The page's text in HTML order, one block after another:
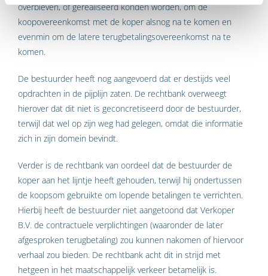
overbleven, of gerealiseerd konden worden, om de
koopovereenkomst met de koper alsnog na te komen en
evenmin om de latere terugbetalingsovereenkomst na te
komen.
De bestuurder heeft nog aangevoerd dat er destijds veel
opdrachten in de pijplijn zaten. De rechtbank overweegt
hierover dat dit niet is geconcretiseerd door de bestuurder,
terwijl dat wel op zijn weg had gelegen, omdat die informatie
zich in zijn domein bevindt.
Verder is de rechtbank van oordeel dat de bestuurder de
koper aan het lijntje heeft gehouden, terwijl hij ondertussen
de koopsom gebruikte om lopende betalingen te verrichten.
Hierbij heeft de bestuurder niet aangetoond dat Verkoper
B.V. de contractuele verplichtingen (waaronder de later
afgesproken terugbetaling) zou kunnen nakomen of hiervoor
verhaal zou bieden. De rechtbank acht dit in strijd met
hetgeen in het maatschappelijk verkeer betamelijk is.